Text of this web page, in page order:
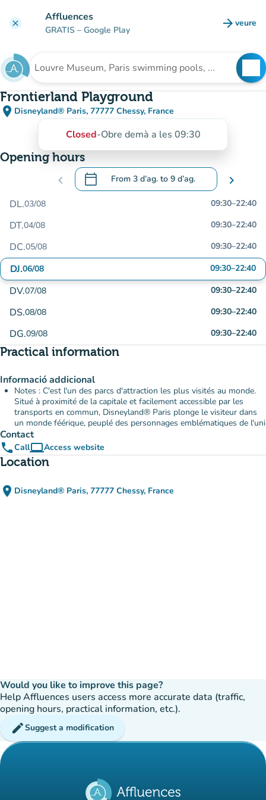
clear Affluences
GRATIS – Google Play arrow_forward veure
(new
Search for an institution
Frontierland Playground
place Disneyland® Paris, 77777 Chessy, France
(open in Google Maps)
(new tab)
Closed-Obre demà a les 09:30
Opening hours
chevron_left calendar_today From 3 d’ag. to 9 d’ag.
.Open the calendar to change dates
chevron_right
DL.03/08 09:30–22:40
DT.04/08 09:30–22:40
DC.05/08 09:30–22:40
DJ.06/08 09:30–22:40
DV.07/08 09:30–22:40
DS.08/08 09:30–22:40
DG.09/08 09:30–22:40
Practical information
Informació addicional
Notes : C'est l'un des parcs d'attraction les plus visités au monde.
Situé à proximité de la capitale et facilement accessible par les
transports en commun, Disneyland® Paris plonge le visiteur dans
un monde féérique, peuplé des personnages emblématiques de l'uni
Contact
phoneCallcomputerAccess website
(new tab)
Location
place Disneyland® Paris, 77777 Chessy, France
(open in Google Maps)
(new tab)
Would you like to improve this page?
Help Affluences users access more accurate data (traffic,
opening hours, practical information, etc.).
editSuggest a modification